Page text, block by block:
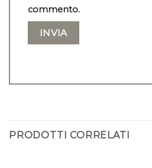
commento.
PRODOTTI CORRELATI